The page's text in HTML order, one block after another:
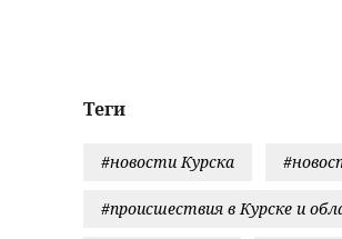
Теги
#новости Курска
#происшествия в Курске и